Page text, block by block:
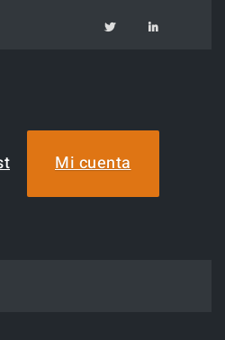
TW IN
Mi cuenta